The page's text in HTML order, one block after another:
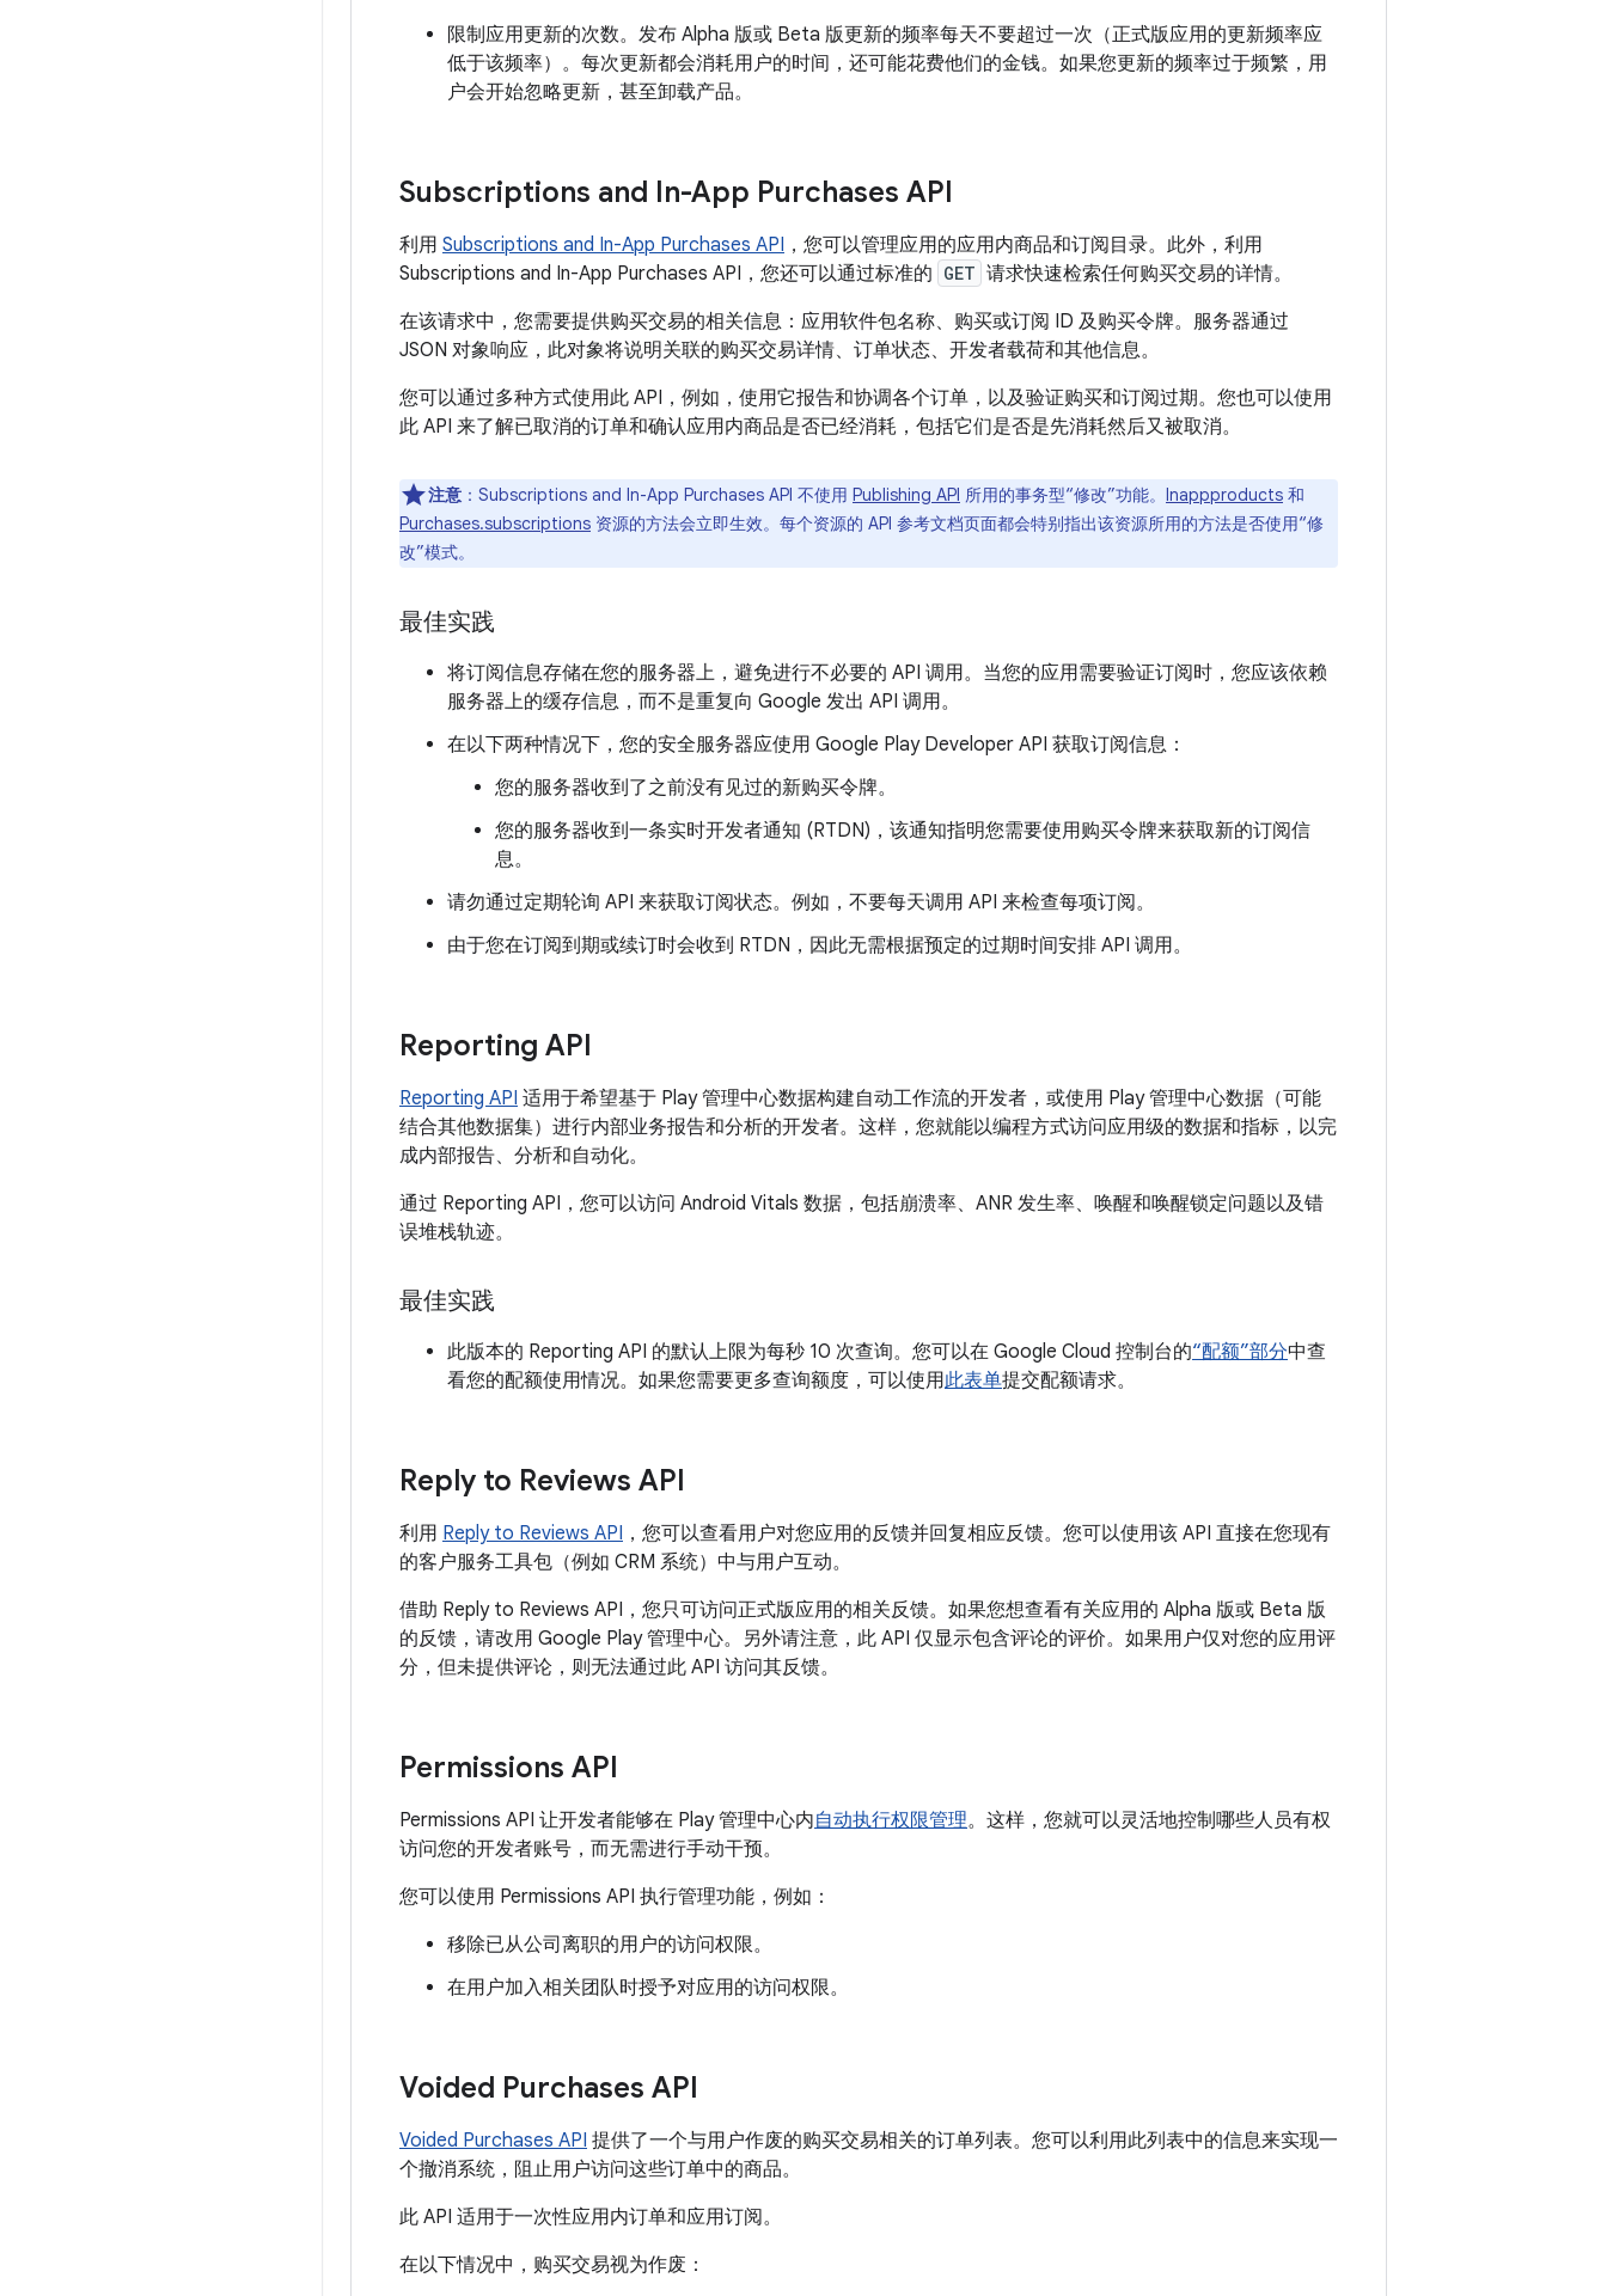
限制应用更新的次数。发布 Alpha 版或 Beta 版更新的频率每天不要超过一次（正式版应用的更新频率应
低于该频率）。每次更新都会消耗用户的时间，还可能花费他们的金钱。如果您更新的频率过于频繁，用
户会开始忽略更新，甚至卸载产品。
Subscriptions and In-App Purchases API
利用 Subscriptions and In-App Purchases API ，您可以管理应用的应用内商品和订阅目录。此外，利用
Subscriptions and In-App Purchases API，您还可以通过标准的 GET 请求快速检索任何购买交易的详情。
在该请求中，您需要提供购买交易的相关信息：应用软件包名称、购买或订阅 ID 及购买令牌。服务器通过
JSON 对象响应，此对象将说明关联的购买交易详情、订单状态、开发者载荷和其他信息。
您可以通过多种方式使用此 API，例如，使用它报告和协调各个订单，以及验证购买和订阅过期。您也可以使用
此 API 来了解已取消的订单和确认应用内商品是否已经消耗，包括它们是否是先消耗然后又被取消。
注意 ：Subscriptions and In-App Purchases API 不使用 Publishing API 所用的事务型“修改”功能。 Inappproducts 和
Purchases.subscriptions 资源的方法会立即生效。每个资源的 API 参考文档页面都会特别指出该资源所用的方法是否使用“修
改”模式。
最佳实践
将订阅信息存储在您的服务器上，避免进行不必要的 API 调用。当您的应用需要验证订阅时，您应该依赖
服务器上的缓存信息，而不是重复向 Google 发出 API 调用。
在以下两种情况下，您的安全服务器应使用 Google Play Developer API 获取订阅信息：
您的服务器收到了之前没有见过的新购买令牌。
您的服务器收到一条实时开发者通知 (RTDN)，该通知指明您需要使用购买令牌来获取新的订阅信
息。
请勿通过定期轮询 API 来获取订阅状态。例如，不要每天调用 API 来检查每项订阅。
由于您在订阅到期或续订时会收到 RTDN，因此无需根据预定的过期时间安排 API 调用。
Reporting API
Reporting API 适用于希望基于 Play 管理中心数据构建自动工作流的开发者，或使用 Play 管理中心数据（可能
结合其他数据集）进行内部业务报告和分析的开发者。这样，您就能以编程方式访问应用级的数据和指标，以完
成内部报告、分析和自动化。
通过 Reporting API，您可以访问 Android Vitals 数据，包括崩溃率、ANR 发生率、唤醒和唤醒锁定问题以及错
误堆栈轨迹。
最佳实践
此版本的 Reporting API 的默认上限为每秒 10 次查询。您可以在 Google Cloud 控制台的“配额”部分中查
看您的配额使用情况。如果您需要更多查询额度，可以使用此表单提交配额请求。
Reply to Reviews API
利用 Reply to Reviews API ，您可以查看用户对您应用的反馈并回复相应反馈。您可以使用该 API 直接在您现有
的客户服务工具包（例如 CRM 系统）中与用户互动。
借助 Reply to Reviews API，您只可访问正式版应用的相关反馈。如果您想查看有关应用的 Alpha 版或 Beta 版
的反馈，请改用 Google Play 管理中心。另外请注意，此 API 仅显示包含评论的评价。如果用户仅对您的应用评
分，但未提供评论，则无法通过此 API 访问其反馈。
Permissions API
Permissions API 让开发者能够在 Play 管理中心内自动执行权限管理。这样，您就可以灵活地控制哪些人员有权
访问您的开发者账号，而无需进行手动干预。
您可以使用 Permissions API 执行管理功能，例如：
移除已从公司离职的用户的访问权限。
在用户加入相关团队时授予对应用的访问权限。
Voided Purchases API
Voided Purchases API 提供了一个与用户作废的购买交易相关的订单列表。您可以利用此列表中的信息来实现一
个撤消系统，阻止用户访问这些订单中的商品。
此 API 适用于一次性应用内订单和应用订阅。
在以下情况中，购买交易视为作废：